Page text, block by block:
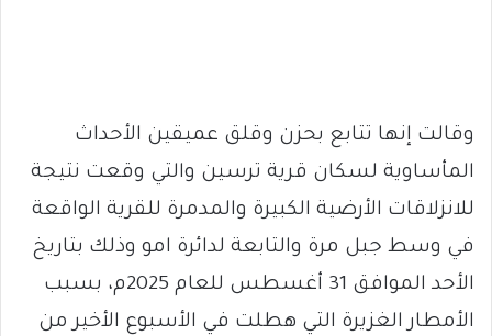
وقالت إنها تتابع بحزن وقلق عميقين الأحداث
المأساوية لسكان قرية ترسين والتي وقعت نتيجة
للانزلاقات الأرضية الكبيرة والمدمرة للقرية الواقعة
في وسط جبل مرة والتابعة لدائرة امو وذلك بتاريخ
الأحد الموافق 31 أغسطس للعام 2025م، بسبب
الأمطار الغزيرة التي هطلت في الأسبوع الأخير من